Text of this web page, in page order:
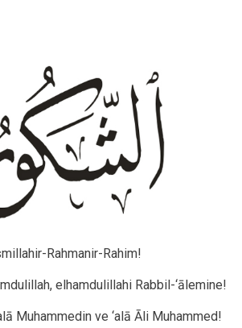
Rahmanir-Rahim!
elhamdulillahi Rabbil-‘ālemine!
Muhammedin ve ‘alā Āli Muhammed!